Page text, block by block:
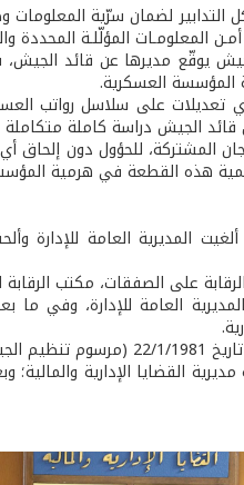
التدابير لضمان سرّية
المعلومـات المؤلّلـة المحددة
يوقّع مديرها عن قائد
المؤسسة العسكرية.
على سلاسل رواتب
قائد الجيش دراسة كاملة
المشتركة، للحؤول دون
هذه القطعة في هرمية
الرقابة الإدارية اعتبارًا من 1/10/1971، لذا
1979 ألحق كل من: مكتب الرقابة على
المديرية العامة للإدارة،
حددت المادة التاسعة من المرسوم